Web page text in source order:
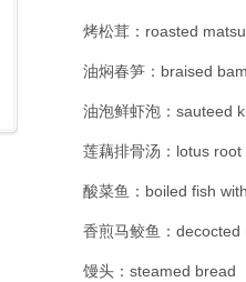
烤松茸：roasted
油焖春笋：braised
油泡鲜虾泡：sauteed
莲藕排骨汤：lotus
酸菜鱼：boiled fish
香煎马鲛鱼：decocted
馒头：steamed bread